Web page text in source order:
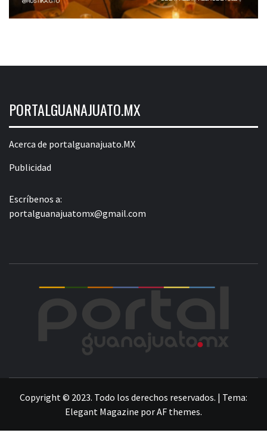
PORTALGUANAJUATO.MX
Acerca de portalguanajuato.MX
Publicidad
Escríbenos a:
portalguanajuatomx@gmail.com
Copyright © 2023. Todo los derechos reservados. | Tema:
Elegant Magazine porAF themes.